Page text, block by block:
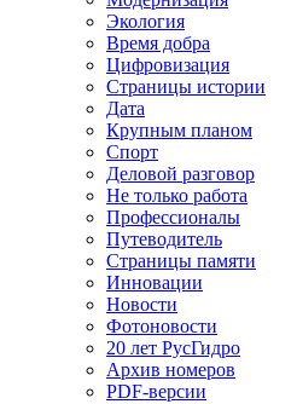
Экология
Время добра
Цифровизация
Страницы истории
Дата
Крупным планом
Спорт
Деловой разговор
Не только работа
Профессионалы
Путеводитель
Страницы памяти
Инновации
Новости
Фотоновости
20 лет РусГидро
Архив номеров
PDF-версии